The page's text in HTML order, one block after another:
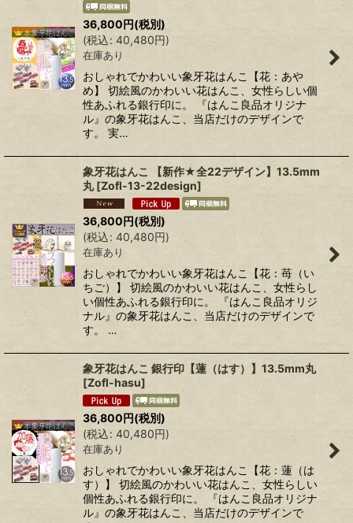
36,800円(税別)
(税込: 40,480円)
在庫あり
おしゃれでかわいい象牙花はんこ【花：あや
め】 切絵風のかわいい花はんこ、女性らしい個
性あふれる銀行印に。 『はんこ良品オリジナ
ル』の象牙花はんこ、当店だけのデザインで
す。 実…
象牙花はんこ 【新作★全22デザイン】13.5mm
丸 [Zofl-13-22design]
36,800円(税別)
(税込: 40,480円)
在庫あり
おしゃれでかわいい象牙花はんこ【花：苺（い
ちご）】 切絵風のかわいい花はんこ、女性らし
い個性あふれる銀行印に。 『はんこ良品オリジ
ナル』の象牙花はんこ、当店だけのデザインで
す。 …
象牙花はんこ 銀行印【蓮（はす）】13.5mm丸
[Zofl-hasu]
36,800円(税別)
(税込: 40,480円)
在庫あり
おしゃれでかわいい象牙花はんこ【花：蓮（は
す）】 切絵風のかわいい花はんこ、女性らしい
個性あふれる銀行印に。 『はんこ良品オリジナ
ル』の象牙花はんこ、当店だけのデザインで